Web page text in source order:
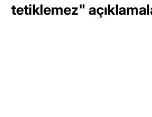
tetiklemez"